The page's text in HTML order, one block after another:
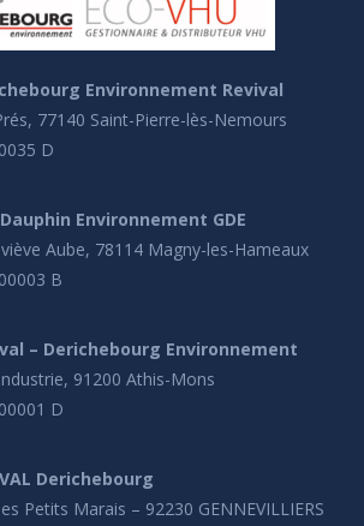
Environnement Revival
77140 Saint-Pierre-lès-Nemours
D
Environnement GDE
Aube, 78114 Magny-les-Hameaux
B
– Derichebourg Environnement
91200 Athis-Mons
D
Derichebourg
Petits Marais – 92230 GENNEVILLIERS